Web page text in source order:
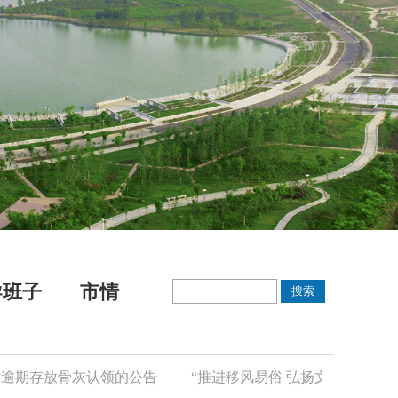
子 市情
放骨灰认领的公告 “推进移风易俗 弘扬文明新风”倡议书